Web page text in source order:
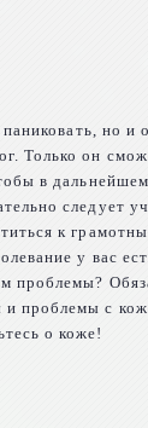
но
Только он
в
следует
к
у вас
проблемы?
проблемы с
о коже!